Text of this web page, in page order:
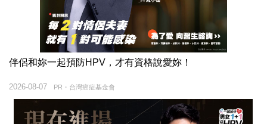
伴侶和妳一起預防HPV，才有資格說愛妳！
PR・台灣癌症基金會
2026-08-07